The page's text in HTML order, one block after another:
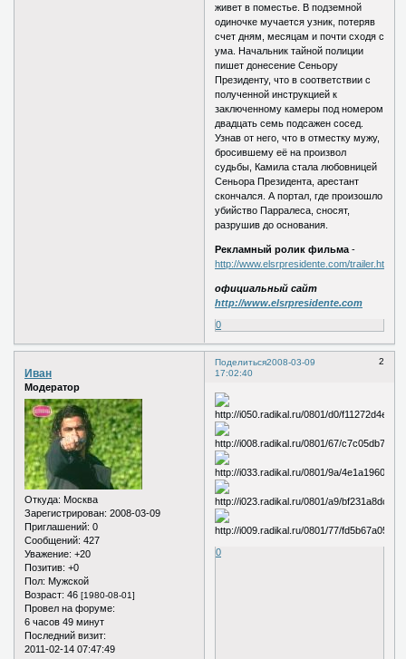
живет в поместье. В подземной
одиночке мучается узник, потеряв
счет дням, месяцам и почти сходя с
ума. Начальник тайной полиции
пишет донесение Сеньору
Президенту, что в соответствии с
полученной инструкцией к
заключенному камеры под номером
двадцать семь подсажен сосед.
Узнав от него, что в отместку мужу,
бросившему её на произвол
судьбы, Камила стала любовницей
Сеньора Президента, арестант
скончался. А портал, где произошло
убийство Парралеса, сносят,
разрушив до основания.
Рекламный ролик фильма -
http://www.elsrpresidente.com/trailer.html
официальный сайт
http://www.elsrpresidente.com
0
Поделиться 2
2008-03-09
17:02:40
Иван
Модератор
Откуда: Москва
Зарегистрирован: 2008-03-09
Приглашений: 0
Сообщений: 427
Уважение: +20
Позитив: +0
Пол: Мужской
Возраст: 46 [1980-08-01]
Провел на форуме:
6 часов 49 минут
Последний визит:
2011-02-14 07:47:49
0